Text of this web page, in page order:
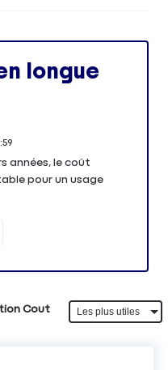
longue
années, le coût
pour un usage
Cout